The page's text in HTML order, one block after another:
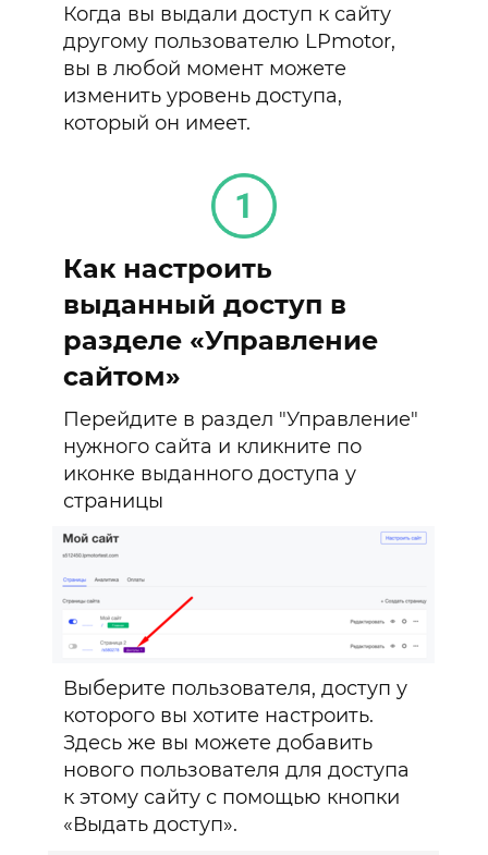
Аудит вашего сайта или
консультация по редактору
0₽
подключенного тарифа
для конструктор сайтов
+4
промокод на продвижение в
сетях Яндекс
+12.000₽
тарифа чат-ботов, автоворонок
и мобильных приложений
+3
Бесплатный домен
в зоне .ru/.рф
0₽
Бесплатный шаблон сайта
под вашу сферу бизнеса
0₽
месяца
/год
Когда вы выдали доступ к сайту
другому пользователю LPmotor,
вы в любой момент можете
изменить уровень доступа,
который он имеет.
Как настроить
выданный доступ в
разделе «Управление
сайтом»
Перейдите в раздел "Управление"
нужного сайта и кликните по
иконке выданного доступа у
страницы
Выберите пользователя, доступ у
которого вы хотите настроить.
Здесь же вы можете добавить
нового пользователя для доступа
к этому сайту с помощью кнопки
«Выдать доступ».